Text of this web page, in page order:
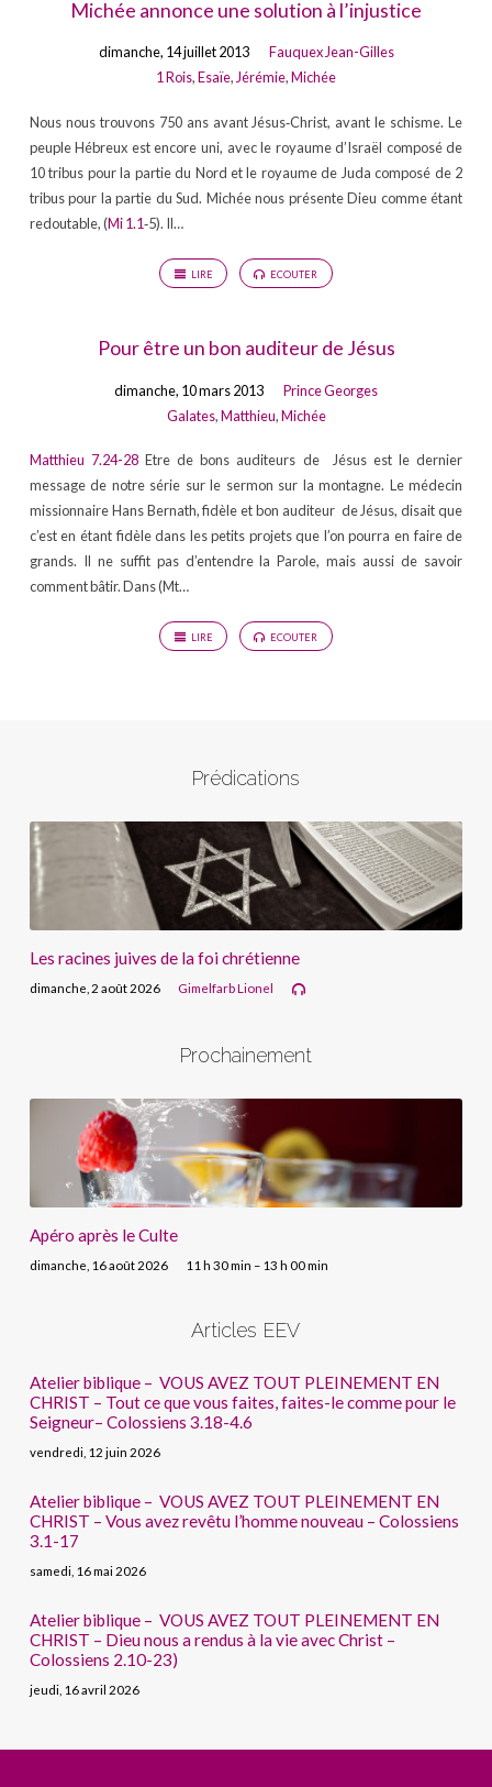
Michée annonce une solution à l’injustice
dimanche, 14 juillet 2013
Fauquex Jean-Gilles
1 Rois,Esaïe,Jérémie,Michée
Nous nous trouvons 750 ans avant Jésus‐Christ, avant le schisme. Le
peuple Hébreux est encore uni, avec le royaume d’Israël composé de
10 tribus pour la partie du Nord et le royaume de Juda composé de 2
tribus pour la partie du Sud. Michée nous présente Dieu comme étant
redoutable, (Mi 1.1‐5). Il…
LIRE ECOUTER
Pour être un bon auditeur de Jésus
dimanche, 10 mars 2013
Prince Georges
Galates,Matthieu,Michée
Matthieu 7.24-28 Etre de bons auditeurs de Jésus est le dernier
message de notre série sur le sermon sur la montagne. Le médecin
missionnaire Hans Bernath, fidèle et bon auditeur de Jésus, disait que
c’est en étant fidèle dans les petits projets que l’on pourra en faire de
grands. Il ne suffit pas d’entendre la Parole, mais aussi de savoir
comment bâtir. Dans (Mt…
LIRE ECOUTER
Prédications
Les racines juives de la foi chrétienne
dimanche, 2 août 2026 Gimelfarb Lionel
Prochainement
Apéro après le Culte
dimanche, 16 août 2026 11 h 30 min – 13 h 00 min
Articles EEV
Atelier biblique – VOUS AVEZ TOUT PLEINEMENT EN
CHRIST – Tout ce que vous faites, faites-le comme pour le
Seigneur– Colossiens 3.18-4.6
vendredi, 12 juin 2026
Atelier biblique – VOUS AVEZ TOUT PLEINEMENT EN
CHRIST – Vous avez revêtu l’homme nouveau – Colossiens
3.1-17
samedi, 16 mai 2026
Atelier biblique – VOUS AVEZ TOUT PLEINEMENT EN
CHRIST – Dieu nous a rendus à la vie avec Christ –
Colossiens 2.10-23)
jeudi, 16 avril 2026